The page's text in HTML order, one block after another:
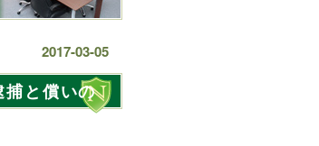
2017-03-05
と償いの